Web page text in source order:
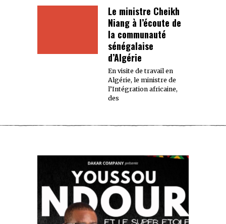
Le ministre Cheikh
Niang à l’écoute de
la communauté
sénégalaise
d’Algérie
En visite de travail en
Algérie, le ministre de
l’Intégration africaine,
des